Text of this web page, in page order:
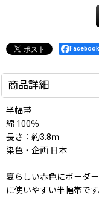
商品詳細
半幅帯
綿 100％
長さ：約3.8ｍ
染色・企画 日本
夏らしい赤色にボーダ
に使いやすい半幅帯です